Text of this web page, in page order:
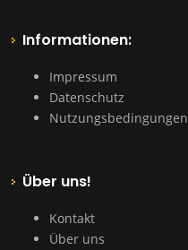
Informationen:
Impressum
Datenschutz
Nutzungsbedingungen
Über uns!
Kontakt
Über uns